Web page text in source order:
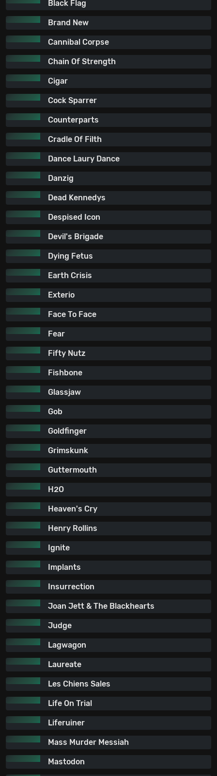
Black Flag
Brand New
Cannibal Corpse
Chain Of Strength
Cigar
Cock Sparrer
Counterparts
Cradle Of Filth
Dance Laury Dance
Danzig
Dead Kennedys
Despised Icon
Devil's Brigade
Dying Fetus
Earth Crisis
Exterio
Face To Face
Fear
Fifty Nutz
Fishbone
Glassjaw
Gob
Goldfinger
Grimskunk
Guttermouth
H2O
Heaven's Cry
Henry Rollins
Ignite
Implants
Insurrection
Joan Jett & The Blackhearts
Judge
Lagwagon
Laureate
Les Chiens Sales
Life On Trial
Liferuiner
Mass Murder Messiah
Mastodon